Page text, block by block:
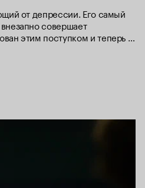
от депрессии. Его самый
совершает
этим поступком и теперь